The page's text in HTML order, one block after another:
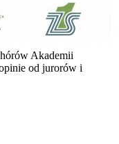
Akademii
od jurorów i